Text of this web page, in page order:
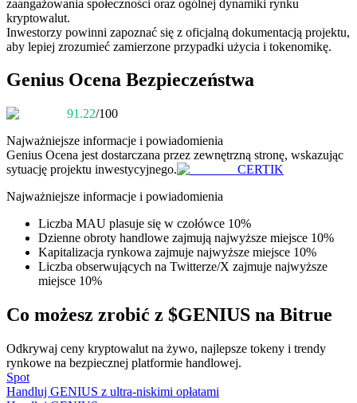
Ciesz się podziałem zysków i prowizjami z kopiowania
transakcji
Analiza Big Data, w tym informacje handlowe itp.
zaangażowania społeczności oraz ogólnej dynamiki rynku
kryptowalut.
Inwestorzy powinni zapoznać się z oficjalną dokumentacją projektu,
aby lepiej zrozumieć zamierzone przypadki użycia i tokenomikę.
Genius Ocena Bezpieczeństwa
91.22/100
Najważniejsze informacje i powiadomienia
Genius Ocena jest dostarczana przez zewnętrzną stronę, wskazując
sytuację projektu inwestycyjnego.
CERTIK
Najważniejsze informacje i powiadomienia
Liczba MAU plasuje się w czołówce 10%
Dzienne obroty handlowe zajmują najwyższe miejsce 10%
Kapitalizacja rynkowa zajmuje najwyższe miejsce 10%
Liczba obserwujących na Twitterze/X zajmuje najwyższe
miejsce 10%
Co możesz zrobić z $GENIUS na Bitrue
Odkrywaj ceny kryptowalut na żywo, najlepsze tokeny i trendy
rynkowe na bezpiecznej platformie handlowej.
Spot
Handluj GENIUS z ultra-niskimi opłatami